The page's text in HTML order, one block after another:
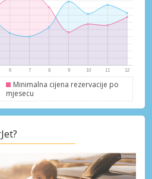
Minimalna cijena rezervacije po
mjesecu